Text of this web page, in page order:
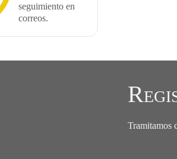
seguimiento en
correos.
Tramitamos